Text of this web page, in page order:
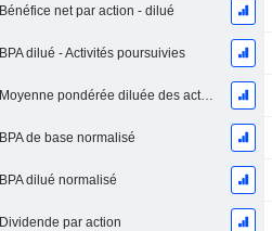
Bénéfice net par action - dilué
BPA dilué - Activités poursuivies
Moyenne pondérée diluée des actions en circulation
BPA de base normalisé
BPA dilué normalisé
Dividende par action